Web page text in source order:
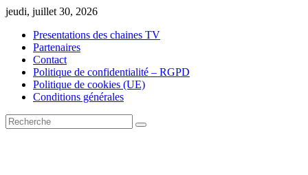
Skip
content
jeudi, juillet 30, 2026
Presentations des chaines TV
Partenaires
Contact
Politique de confidentialité – RGPD
Politique de cookies (UE)
Conditions générales